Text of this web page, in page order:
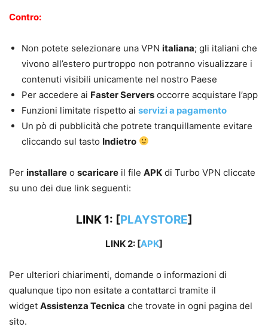
Contro:
Non potete selezionare una VPN italiana; gli italiani che
vivono all’estero purtroppo non potranno visualizzare i
contenuti visibili unicamente nel nostro Paese
Per accedere ai Faster Servers occorre acquistare l’app
Funzioni limitate rispetto ai servizi a pagamento
Un pò di pubblicità che potrete tranquillamente evitare
cliccando sul tasto Indietro
Per installare o scaricare il file APK di Turbo VPN cliccate
su uno dei due link seguenti:
LINK 1: [PLAYSTORE]
LINK 2: [APK]
Per ulteriori chiarimenti, domande o informazioni di
qualunque tipo non esitate a contattarci tramite il
widget Assistenza Tecnica che trovate in ogni pagina del
sito.